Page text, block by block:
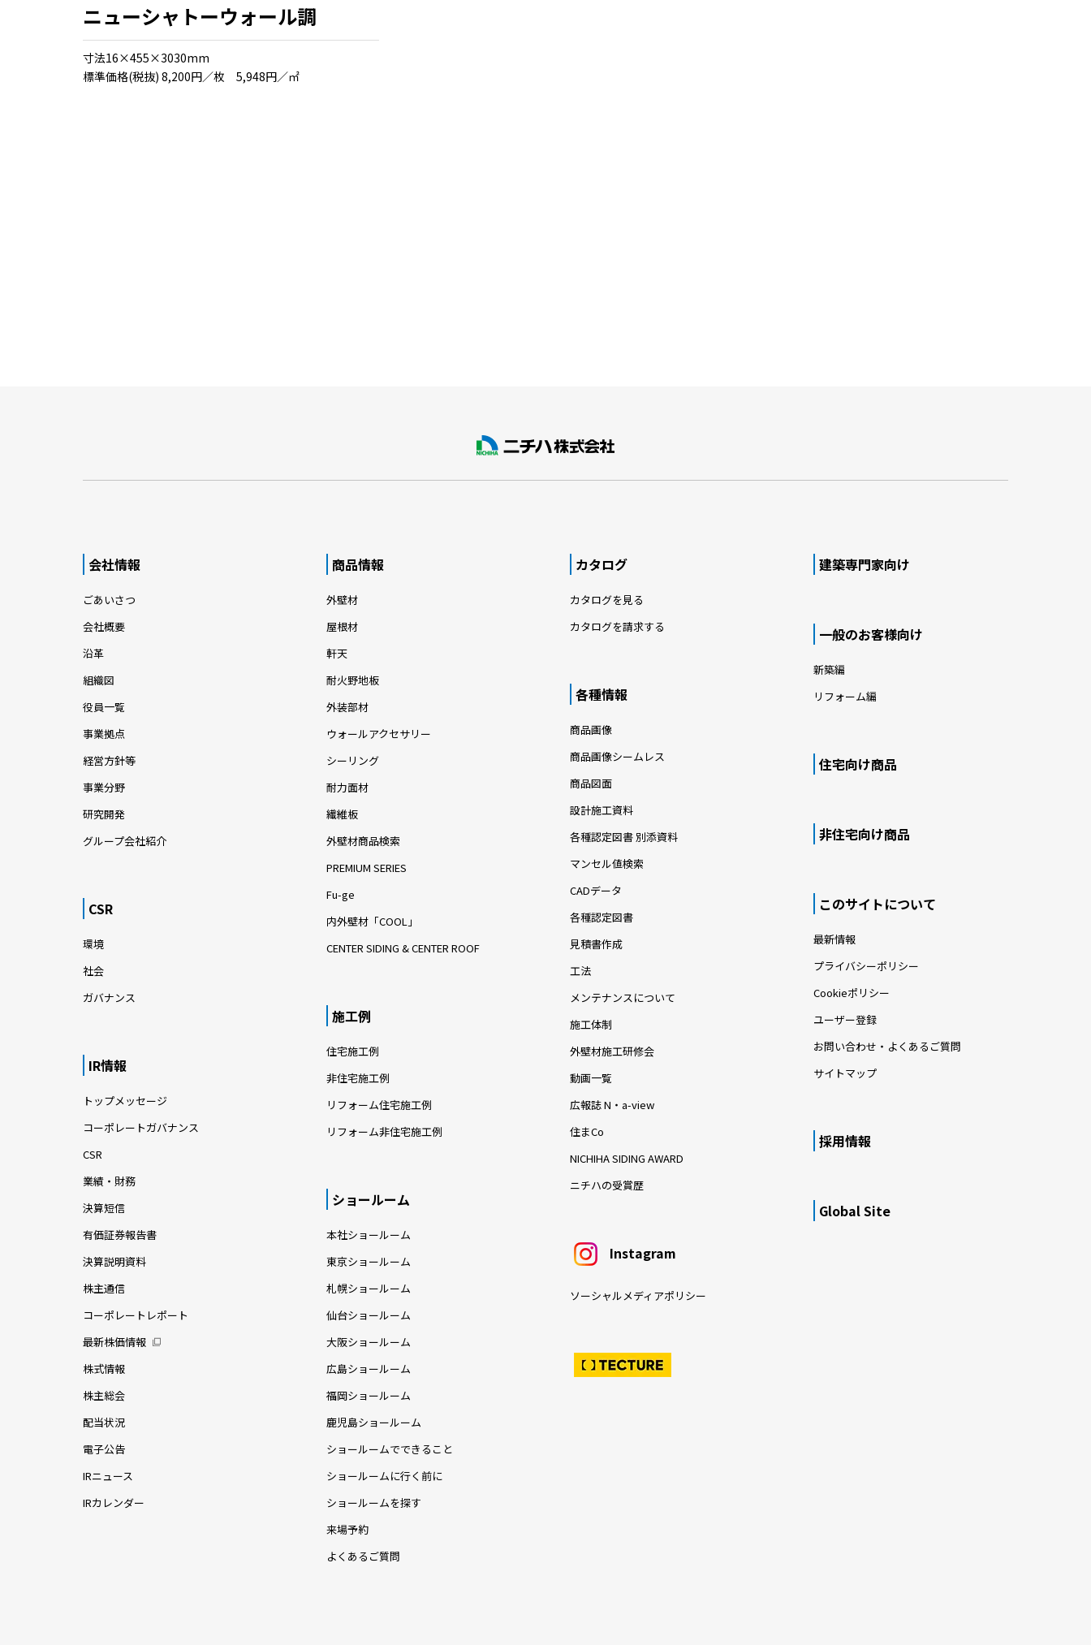
ニューシャトーウォール調
⼨法16×455×3030mm
標準価格(税抜) 8,200円／枚 5,948円／㎡
会社情報
ごあいさつ
会社概要
沿革
組織図
役員一覧
事業拠点
経営方針等
事業分野
研究開発
グループ会社紹介
CSR
環境
社会
ガバナンス
IR情報
トップメッセージ
コーポレートガバナンス
CSR
業績・財務
決算短信
有価証券報告書
決算説明資料
株主通信
コーポレートレポート
最新株価情報
株式情報
株主総会
配当状況
電子公告
IRニュース
IRカレンダー
商品情報
外壁材
屋根材
軒天
耐火野地板
外装部材
ウォールアクセサリー
シーリング
耐力面材
繊維板
外壁材商品検索
PREMIUM SERIES
Fu-ge
内外壁材「COOL」
CENTER SIDING & CENTER ROOF
施工例
住宅施工例
非住宅施工例
リフォーム住宅施工例
リフォーム非住宅施工例
ショールーム
本社ショールーム
東京ショールーム
札幌ショールーム
仙台ショールーム
大阪ショールーム
広島ショールーム
福岡ショールーム
鹿児島ショールーム
ショールームでできること
ショールームに行く前に
ショールームを探す
来場予約
よくあるご質問
カタログ
カタログを見る
カタログを請求する
各種情報
商品画像
商品画像シームレス
商品図面
設計施工資料
各種認定図書 別添資料
マンセル値検索
CADデータ
各種認定図書
見積書作成
工法
メンテナンスについて
施工体制
外壁材施工研修会
動画一覧
広報誌 N・a-view
住まCo
NICHIHA SIDING AWARD
ニチハの受賞歴
Instagram
ソーシャルメディアポリシー
建築専門家向け
一般のお客様向け
新築編
リフォーム編
住宅向け商品
非住宅向け商品
このサイトについて
最新情報
プライバシーポリシー
Cookieポリシー
ユーザー登録
お問い合わせ・よくあるご質問
サイトマップ
採用情報
Global Site